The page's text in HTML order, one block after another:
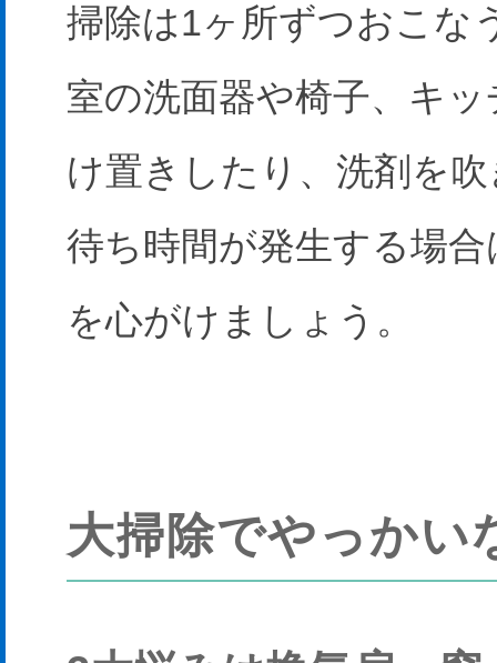
掃除は1ヶ所ずつおこな
室の洗面器や椅子、キ
け置きしたり、洗剤を
待ち時間が発生する場
を心がけましょう。
大掃除でやっかい